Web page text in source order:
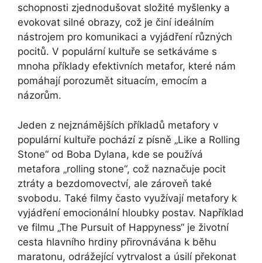
schopnosti zjednodušovat složité myšlenky a
evokovat silné obrazy, což je činí ideálním
nástrojem pro komunikaci a vyjádření různých
pocitů. V populární kultuře se setkáváme s
mnoha příklady efektivních metafor, které nám
pomáhají porozumět situacím, emocím a
názorům.
Jeden z nejznámějších příkladů metafory v
populární kultuře pochází z písně „Like a Rolling
Stone“ od Boba Dylana, kde se používá
metafora „rolling stone“, což naznačuje pocit
ztráty a bezdomovectví, ale zároveň také
svobodu. Také filmy často využívají metafory k
vyjádření emocionální hloubky postav. Například
ve filmu „The Pursuit of Happyness“ je životní
cesta hlavního hrdiny přirovnávána k běhu
maratonu, odrážející vytrvalost a úsilí překonat